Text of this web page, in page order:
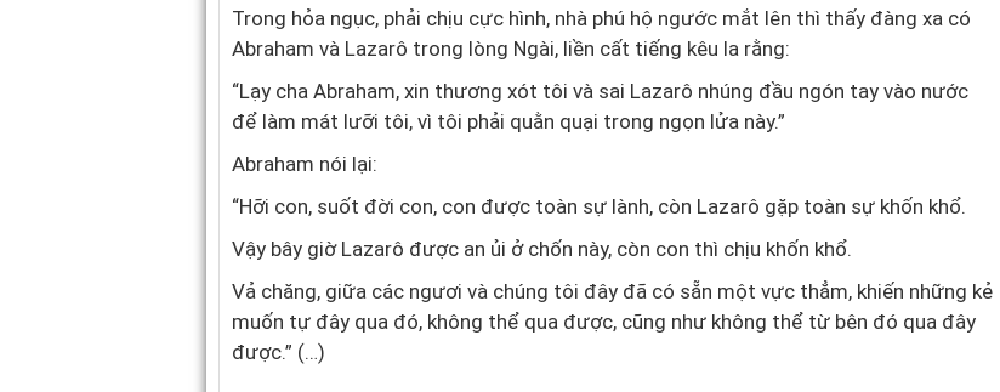
Trong hỏa ngục, phải chịu cực hình, nhà phú hộ ngước mắt lên thì thấy đàng xa có
Abraham và Lazarô trong lòng Ngài, liền cất tiếng kêu la rằng:
“Lạy cha Abraham, xin thương xót tôi và sai Lazarô nhúng đầu ngón tay vào nước
để làm mát lưỡi tôi, vì tôi phải quằn quại trong ngọn lửa này.”
Abraham nói lại:
“Hỡi con, suốt đời con, con được toàn sự lành, còn Lazarô gặp toàn sự khốn khổ.
Vậy bây giờ Lazarô được an ủi ở chốn này, còn con thì chịu khốn khổ.
Vả chăng, giữa các ngươi và chúng tôi đây đã có sẵn một vực thẳm, khiến những kẻ
muốn tự đây qua đó, không thể qua được, cũng như không thể từ bên đó qua đây
được.” (…)